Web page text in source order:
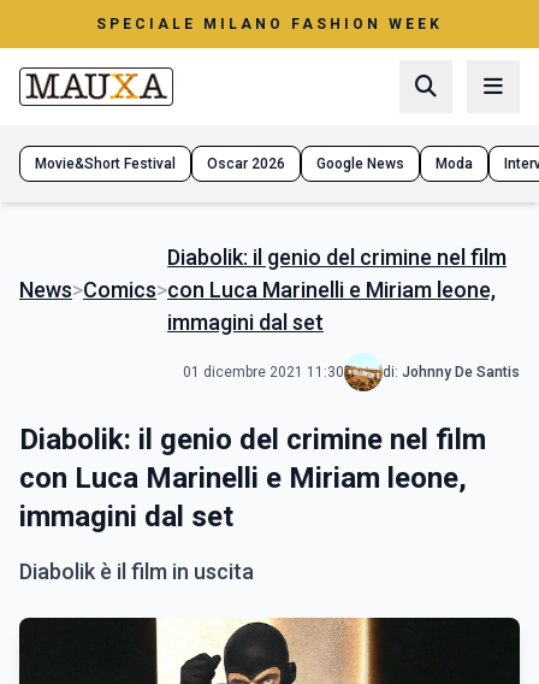
SPECIALE MILANO FASHION WEEK
Movie&Short Festival Oscar 2026 Google News Moda
News>Comics>
Diabolik: il genio del crimine nel film
con Luca Marinelli e Miriam leone,
immagini dal set
01 dicembre 2021 11:30 di: Johnny De Santis
Diabolik: il genio del crimine nel film
con Luca Marinelli e Miriam leone,
immagini dal set
Diabolik è il film in uscita